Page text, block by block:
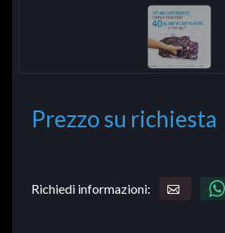
Prezzo su richiesta
Richiedi informazioni: